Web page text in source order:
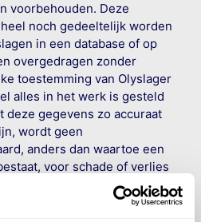
voorbehouden. Deze
noch gedeeltelijk worden
in een database of op
overgedragen zonder
toestemming van Olyslager
alles in het werk is gesteld
deze gegevens zo accuraat
wordt geen
anders dan waartoe een
voor schade of verlies
of omissies in de verstrekte
te